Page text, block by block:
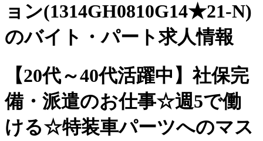
ョン(1314GH0810G14★21-N)
のバイト・パート求人情報
【20代～40代活躍中】社保完
備・派遣のお仕事☆週5で働
ける☆特装車パーツへのマス